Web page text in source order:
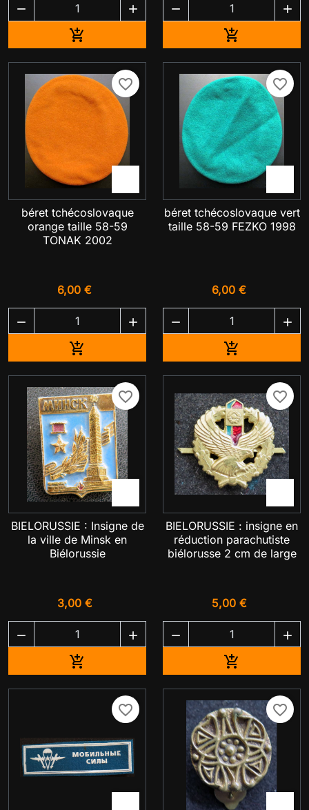
 

 

favorite_border
béret tchécoslovaque
orange taille 58-59
TONAK 2002
6,00 €
 

favorite_border
béret tchécoslovaque vert
taille 58-59 FEZKO 1998
6,00 €
 

favorite_border
BIELORUSSIE : Insigne de
la ville de Minsk en
Biélorussie
3,00 €
 

favorite_border
BIELORUSSIE : insigne en
réduction parachutiste
biélorusse 2 cm de large
5,00 €
 

favorite_border favorite_border